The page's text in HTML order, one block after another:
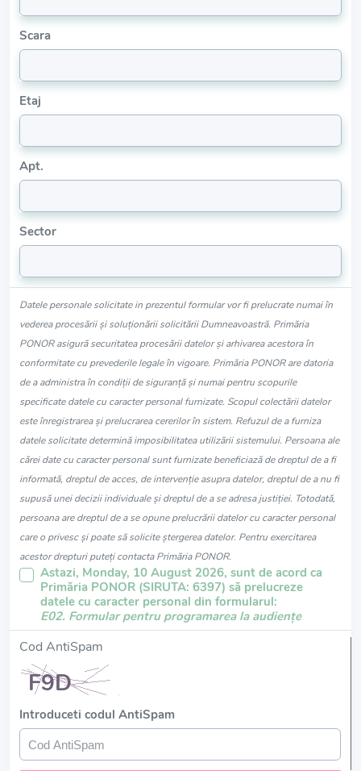
Scara
Etaj
Apt.
Sector
Datele personale solicitate in prezentul formular vor fi prelucrate numai în
vederea procesării și soluționării solicitării Dumneavoastră. Primăria
PONOR asigură securitatea procesării datelor și arhivarea acestora în
conformitate cu prevederile legale în vigoare. Primăria PONOR are datoria
de a administra în condiții de siguranță și numai pentru scopurile
specificate datele cu caracter personal furnizate. Scopul colectării datelor
este înregistrarea și prelucrarea cererilor în sistem. Refuzul de a furniza
datele solicitate determină imposibilitatea utilizării sistemului. Persoana ale
cărei date cu caracter personal sunt furnizate beneficiază de dreptul de a fi
informată, dreptul de acces, de intervenție asupra datelor, dreptul de a nu fi
supusă unei decizii individuale și dreptul de a se adresa justiției. Totodată,
persoana are dreptul de a se opune prelucrării datelor cu caracter personal
care o privesc și poate să solicite ștergerea datelor. Pentru exercitarea
acestor drepturi puteți contacta Primăria PONOR.
Astazi, Monday, 10 August 2026, sunt de acord ca
Primăria PONOR (SIRUTA: 6397) să prelucreze
datele cu caracter personal din formularul:
E02. Formular pentru programarea la audiențe
Cod AntiSpam
Introduceti codul AntiSpam